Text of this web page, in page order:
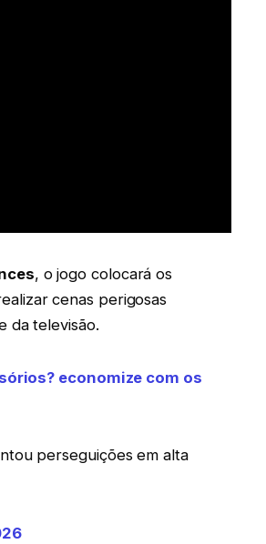
, o jogo colocará os
cenas perigosas
da televisão.
economize com os
perseguições em alta